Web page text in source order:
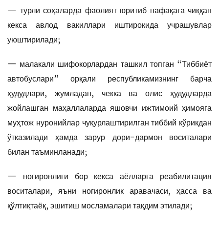
— турли соҳаларда фаолият юритиб нафақага чиққан
кекса авлод вакиллари иштирокида учрашувлар
уюштирилади;
— малакали шифокорлардан ташкил топган “Тиббиёт
автобуслари” орқали республикамизнинг барча
ҳудудлари, жумладан, чекка ва олис ҳудудларда
жойлашган маҳаллаларда яшовчи ижтимоий ҳимояга
муҳтож нуронийлар чуқурлаштирилган тиббий кўрикдан
ўтказилади ҳамда зарур дори-дармон воситалари
билан таъминланади;
— ногиронлиги бор кекса аёлларга реабилитация
воситалари, яъни ногиронлик аравачаси, ҳасса ва
қўлтиқтаёқ, эшитиш мосламалари тақдим этилади;